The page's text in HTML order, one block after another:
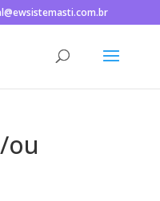
ou